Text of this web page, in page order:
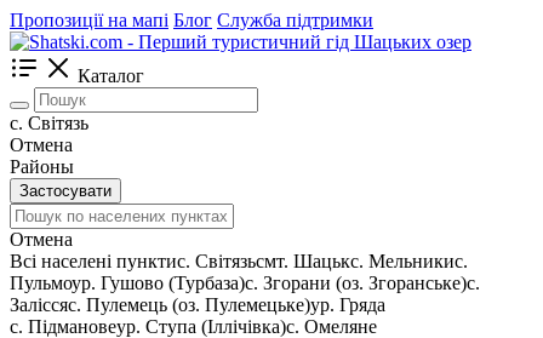
Пропозиції на мапі Блог Служба підтримки
Каталог
c. Світязь
Отмена
Районы
Застосувати
Отмена
Всі населені пунктиc. Світязьсмт. Шацькс. Мельникис.
Пульмоур. Гушово (Турбаза)с. Згорани (оз. Згоранське)с.
Заліссяс. Пулемець (оз. Пулемецьке)ур. Гряда
с. Підмановеур. Ступа (Іллічівка)с. Омеляне